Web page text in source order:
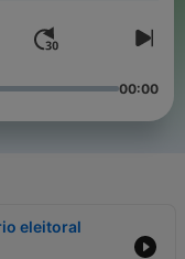
00:00
eleitoral